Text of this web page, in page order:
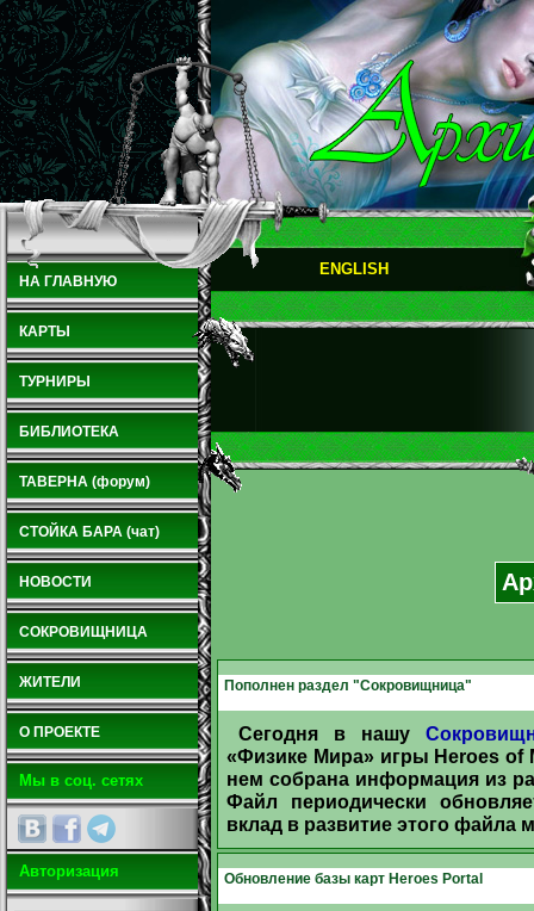
НА ГЛАВНУЮ
КАРТЫ
ТУРНИРЫ
БИБЛИОТЕКА
ТАВЕРНА (форум)
СТОЙКА БАРА (чат)
НОВОСТИ
СОКРОВИЩНИЦА
ЖИТЕЛИ
О ПРОЕКТЕ
Мы в соц. сетях
Авторизация
ENGLISH
Пополнен раздел "Сокровищница"
Сегодня в нашу
«Физике Мира» игры Heroes of
нем собрана информация из
Файл периодически
вклад в развитие этого файла
Обновление базы карт Heroes Portal